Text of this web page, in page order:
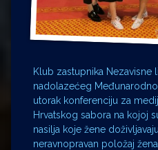
Klub zastupnika
nadolazećeg
utorak konferenciju za
Hrvatskog sabora na kojoj
nasilja koje žene
neravnopravan položaj